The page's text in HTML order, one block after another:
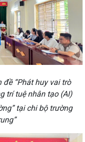
“Phát huy vai trò
trí tuệ nhân tạo (AI)
tại chi bộ trường